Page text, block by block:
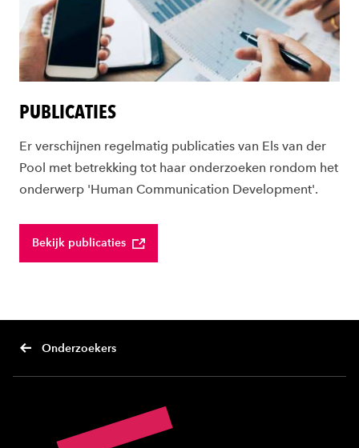
PUBLICATIES
Er verschijnen regelmatig publicaties van Els van der
Pool met betrekking tot haar onderzoeken rondom het
onderwerp 'Human Communication Development'.
Bekijk publicaties
Onderzoekers